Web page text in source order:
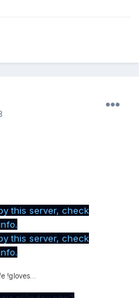
this server, check
this server, check